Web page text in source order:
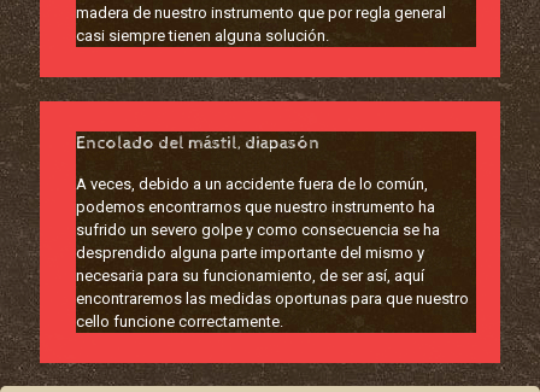
madera de nuestro instrumento que por regla general
casi siempre tienen alguna solución.
Encolado del mástil, diapasón
A veces, debido a un accidente fuera de lo común,
podemos encontrarnos que nuestro instrumento ha
sufrido un severo golpe y como consecuencia se ha
desprendido alguna parte importante del mismo y
necesaria para su funcionamiento, de ser así, aquí
encontraremos las medidas oportunas para que nuestro
cello funcione correctamente.